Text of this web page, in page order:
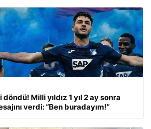
Milli yıldız 1 yıl 2 ay sonra
verdi: “Ben buradayım!”